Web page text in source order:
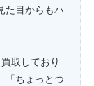
た目からもハ
取しており
「ちょっとつ